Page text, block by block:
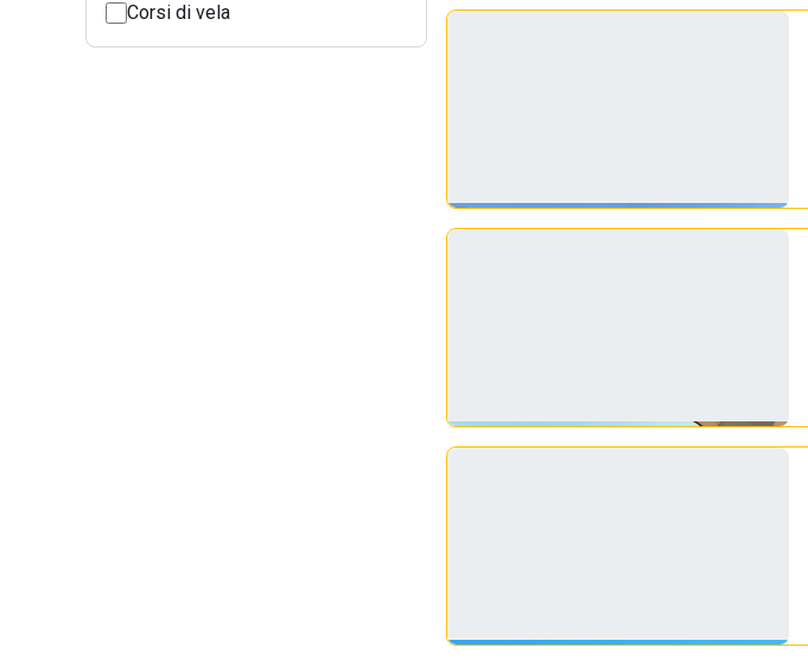
Corsi di vela